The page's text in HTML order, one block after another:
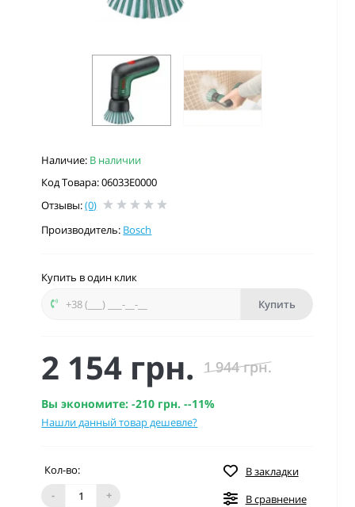
Наличие: В наличии
Код Товара: 06033E0000
Отзывы:(0)
Производитель: Bosch
Купить в один клик
Купить
2 154 грн. 1 944 грн.
Вы экономите:-210 грн. --11%
Нашли данный товар дешевле?
Кол-во:
-
+
В закладки
В сравнение